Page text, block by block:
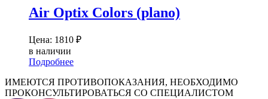
Air Optix Colors (plano)
Цена: 1810 ₽
в наличии
Подробнее
ИМЕЮТСЯ ПРОТИВОПОКАЗАНИЯ, НЕОБХОДИМО
ПРОКОНСУЛЬТИРОВАТЬСЯ СО СПЕЦИАЛИСТОМ